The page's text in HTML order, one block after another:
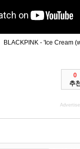
BLACKPINK - 'Ice Cream
0
추